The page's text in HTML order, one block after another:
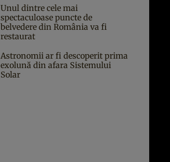
Unul dintre cele mai
spectaculoase puncte de
belvedere din România va fi
restaurat
Astronomii ar fi descoperit prima
exolună din afara Sistemului
Solar